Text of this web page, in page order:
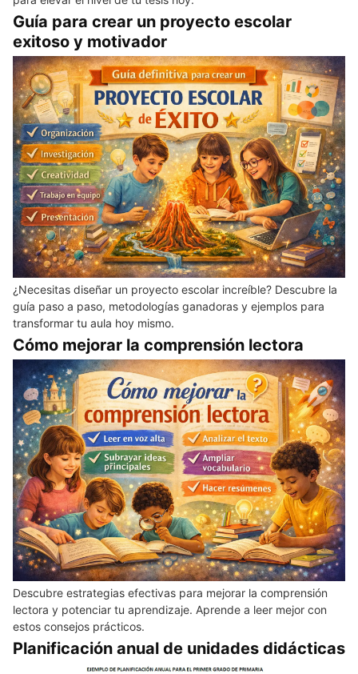
Guía para crear un proyecto escolar
exitoso y motivador
¿Necesitas diseñar un proyecto escolar increíble? Descubre la
guía paso a paso, metodologías ganadoras y ejemplos para
transformar tu aula hoy mismo.
Cómo mejorar la comprensión lectora
Descubre estrategias efectivas para mejorar la comprensión
lectora y potenciar tu aprendizaje. Aprende a leer mejor con
estos consejos prácticos.
Planificación anual de unidades didácticas